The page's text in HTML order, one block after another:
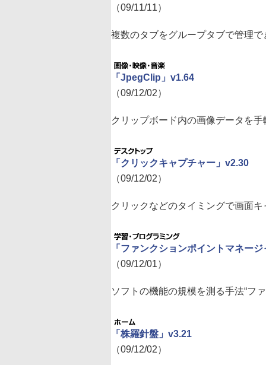
（09/11/11）
複数のタブをグループタブで管理
「JpegClip」v1.64
（09/12/02）
クリップボード内の画像データを
「クリックキャプチャー」v2.30
（09/12/02）
クリックなどのタイミングで画面
「ファンクションポイントマネー
（09/12/01）
ソフトの機能の規模を測る手法“フ
「株羅針盤」v3.21
（09/12/02）